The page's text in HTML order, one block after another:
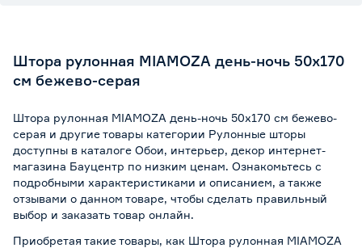
Штора рулонная MIAMOZA день-ночь 50х170
см бежево-серая
Штора рулонная MIAMOZA день-ночь 50х170 см бежево-
серая и другие товары категории Рулонные шторы
доступны в каталоге Обои, интерьер, декор интернет-
магазина Бауцентр по низким ценам. Ознакомьтесь с
подробными характеристиками и описанием, а также
отзывами о данном товаре, чтобы сделать правильный
выбор и заказать товар онлайн.
Приобретая такие товары, как Штора рулонная MIAMOZA